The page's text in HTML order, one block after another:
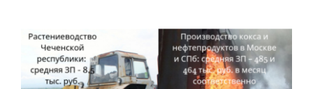
View
Larger
Image